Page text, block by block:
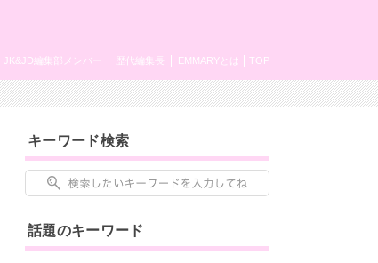
TOP
EMMARYとは
歴代編集長
JK&JD編集部メンバー
キーワード検索
話題のキーワード